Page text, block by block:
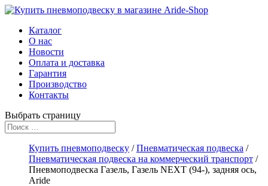
Каталог
О нас
Новости
Оплата и доставка
Гарантия
Производство
Контакты
Выбрать страницу
Купить пневмоподвеску /Пневматическая подвеска /
Пневматическая подвеска на коммерческий транспорт /
Пневмоподвеска Газель, Газель NEXT (94-), задняя ось,
Aride